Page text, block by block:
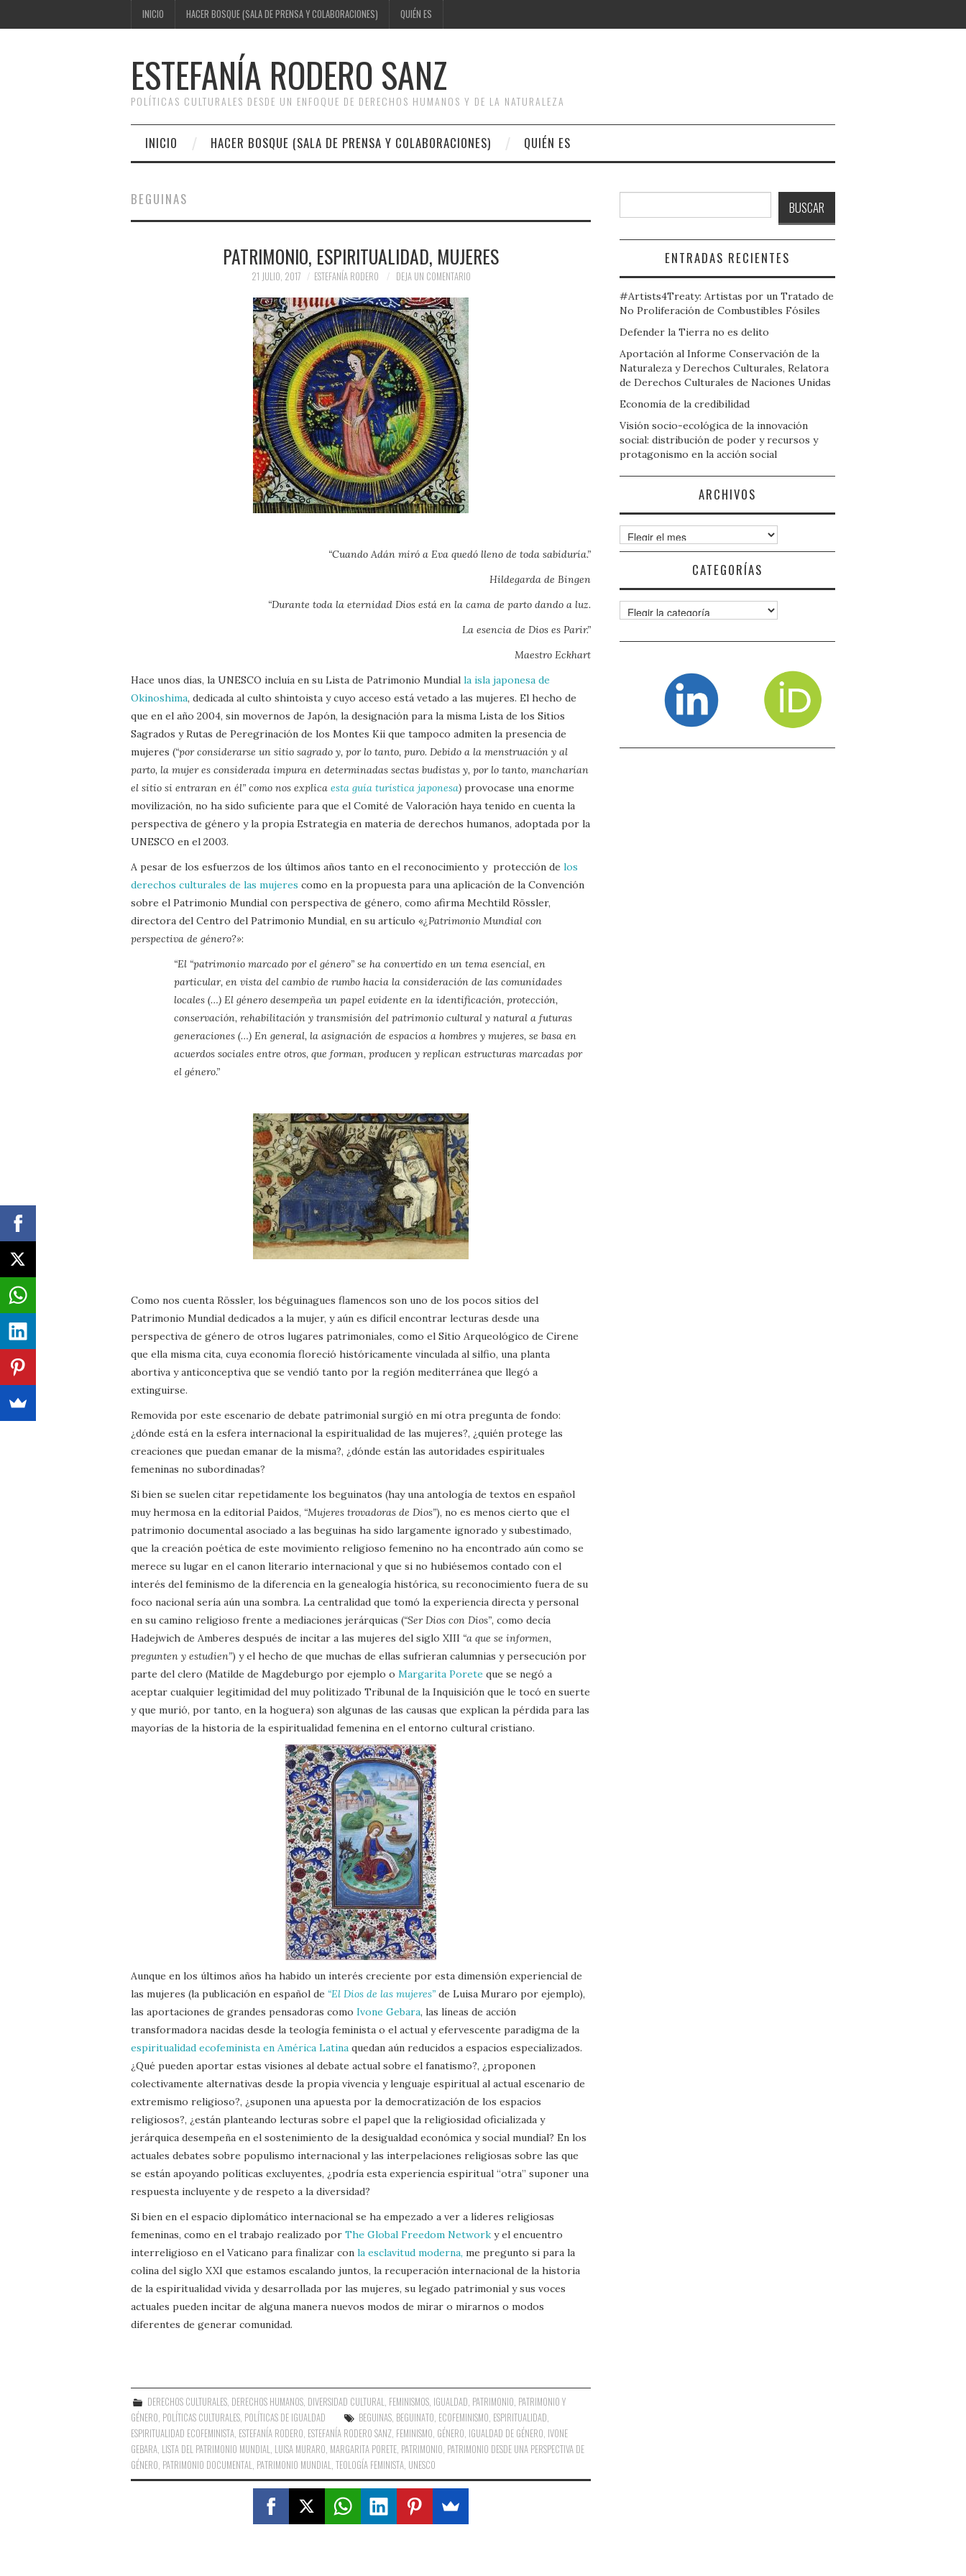
INICIO HACER BOSQUE (SALA DE PRENSA Y COLABORACIONES) QUIÉN ES
ESTEFANÍA RODERO SANZ
POLÍTICAS CULTURALES DESDE UN ENFOQUE DE DERECHOS HUMANOS Y DE LA NATURALEZA
INICIO HACER BOSQUE (SALA DE PRENSA Y COLABORACIONES) QUIÉN ES
BEGUINAS
PATRIMONIO, ESPIRITUALIDAD, MUJERES
21 JULIO, 2017 ESTEFANÍA RODERO DEJA UN COMENTARIO
“Cuando Adán miró a Eva quedó lleno de toda sabiduría.”
Hildegarda de Bingen
“Durante toda la eternidad Dios está en la cama de parto dando a luz.
La esencia de Dios es Parir.”
Maestro Eckhart
Hace unos días, la UNESCO incluía en su Lista de Patrimonio Mundial la isla japonesa de
Okinoshima, dedicada al culto shintoista y cuyo acceso está vetado a las mujeres. El hecho de
que en el año 2004, sin movernos de Japón, la designación para la misma Lista de los Sitios
Sagrados y Rutas de Peregrinación de los Montes Kii que tampoco admiten la presencia de
mujeres (“por considerarse un sitio sagrado y, por lo tanto, puro. Debido a la menstruación y al
parto, la mujer es considerada impura en determinadas sectas budistas y, por lo tanto, mancharían
el sitio si entraran en él” como nos explica esta guía turística japonesa) provocase una enorme
movilización, no ha sido suficiente para que el Comité de Valoración haya tenido en cuenta la
perspectiva de género y la propia Estrategia en materia de derechos humanos, adoptada por la
UNESCO en el 2003.
A pesar de los esfuerzos de los últimos años tanto en el reconocimiento y protección de los
derechos culturales de las mujeres como en la propuesta para una aplicación de la Convención
sobre el Patrimonio Mundial con perspectiva de género, como afirma Mechtild Rössler,
directora del Centro del Patrimonio Mundial, en su artículo «¿Patrimonio Mundial con
perspectiva de género?»:
“El “patrimonio marcado por el género” se ha convertido en un tema esencial, en
particular, en vista del cambio de rumbo hacia la consideración de las comunidades
locales (…) El género desempeña un papel evidente en la identificación, protección,
conservación, rehabilitación y transmisión del patrimonio cultural y natural a futuras
generaciones (…) En general, la asignación de espacios a hombres y mujeres, se basa en
acuerdos sociales entre otros, que forman, producen y replican estructuras marcadas por
el género.”
Como nos cuenta Rössler, los béguinagues flamencos son uno de los pocos sitios del
Patrimonio Mundial dedicados a la mujer, y aún es difícil encontrar lecturas desde una
perspectiva de género de otros lugares patrimoniales, como el Sitio Arqueológico de Cirene
que ella misma cita, cuya economía floreció históricamente vinculada al silfio, una planta
abortiva y anticonceptiva que se vendió tanto por la región mediterránea que llegó a
extinguirse.
Removida por este escenario de debate patrimonial surgió en mí otra pregunta de fondo:
¿dónde está en la esfera internacional la espiritualidad de las mujeres?, ¿quién protege las
creaciones que puedan emanar de la misma?, ¿dónde están las autoridades espirituales
femeninas no subordinadas?
Si bien se suelen citar repetidamente los beguinatos (hay una antología de textos en español
muy hermosa en la editorial Paidos, “Mujeres trovadoras de Dios”), no es menos cierto que el
patrimonio documental asociado a las beguinas ha sido largamente ignorado y subestimado,
que la creación poética de este movimiento religioso femenino no ha encontrado aún como se
merece su lugar en el canon literario internacional y que si no hubiésemos contado con el
interés del feminismo de la diferencia en la genealogía histórica, su reconocimiento fuera de su
foco nacional sería aún una sombra. La centralidad que tomó la experiencia directa y personal
en su camino religioso frente a mediaciones jerárquicas (“Ser Dios con Dios”, como decía
Hadejwich de Amberes después de incitar a las mujeres del siglo XIII “a que se informen,
pregunten y estudien”) y el hecho de que muchas de ellas sufrieran calumnias y persecución por
parte del clero (Matilde de Magdeburgo por ejemplo o Margarita Porete que se negó a
aceptar cualquier legitimidad del muy politizado Tribunal de la Inquisición que le tocó en suerte
y que murió, por tanto, en la hoguera) son algunas de las causas que explican la pérdida para las
mayorías de la historia de la espiritualidad femenina en el entorno cultural cristiano.
Aunque en los últimos años ha habido un interés creciente por esta dimensión experiencial de
las mujeres (la publicación en español de “El Dios de las mujeres” de Luisa Muraro por ejemplo),
las aportaciones de grandes pensadoras como Ivone Gebara, las líneas de acción
transformadora nacidas desde la teología feminista o el actual y efervescente paradigma de la
espiritualidad ecofeminista en América Latina quedan aún reducidos a espacios especializados.
¿Qué pueden aportar estas visiones al debate actual sobre el fanatismo?, ¿proponen
colectivamente alternativas desde la propia vivencia y lenguaje espiritual al actual escenario de
extremismo religioso?, ¿suponen una apuesta por la democratización de los espacios
religiosos?, ¿están planteando lecturas sobre el papel que la religiosidad oficializada y
jerárquica desempeña en el sostenimiento de la desigualdad económica y social mundial? En los
actuales debates sobre populismo internacional y las interpelaciones religiosas sobre las que
se están apoyando políticas excluyentes, ¿podría esta experiencia espiritual “otra” suponer una
respuesta incluyente y de respeto a la diversidad?
Si bien en el espacio diplomático internacional se ha empezado a ver a líderes religiosas
femeninas, como en el trabajo realizado por The Global Freedom Network y el encuentro
interreligioso en el Vaticano para finalizar con la esclavitud moderna, me pregunto si para la
colina del siglo XXI que estamos escalando juntos, la recuperación internacional de la historia
de la espiritualidad vivida y desarrollada por las mujeres, su legado patrimonial y sus voces
actuales pueden incitar de alguna manera nuevos modos de mirar o mirarnos o modos
diferentes de generar comunidad.
DERECHOS CULTURALES DERECHOS HUMANOS DIVERSIDAD CULTURAL FEMINISMOS IGUALDAD PATRIMONIO PATRIMONIO Y
GÉNERO POLÍTICAS CULTURALES POLÍTICAS DE IGUALDAD BEGUINAS BEGUINATO ECOFEMINISMO ESPIRITUALIDAD
ESPIRITUALIDAD ECOFEMINISTA ESTEFANÍA RODERO ESTEFANÍA RODERO SANZ FEMINISMO GÉNERO IGUALDAD DE GÉNERO IVONE
GEBARA LISTA DEL PATRIMONIO MUNDIAL LUISA MURARO MARGARITA PORETE PATRIMONIO PATRIMONIO DESDE UNA PERSPECTIVA DE
GÉNERO PATRIMONIO DOCUMENTAL PATRIMONIO MUNDIAL TEOLOGÍA FEMINISTA UNESCO
BUSCAR
ENTRADAS RECIENTES
#Artists4Treaty: Artistas por un Tratado de
No Proliferación de Combustibles Fósiles
Defender la Tierra no es delito
Aportación al Informe Conservación de la
Naturaleza y Derechos Culturales, Relatora
de Derechos Culturales de Naciones Unidas
Economía de la credibilidad
Visión socio-ecológica de la innovación
social: distribución de poder y recursos y
protagonismo en la acción social
ARCHIVOS
Archivos
CATEGORÍAS
Categorías